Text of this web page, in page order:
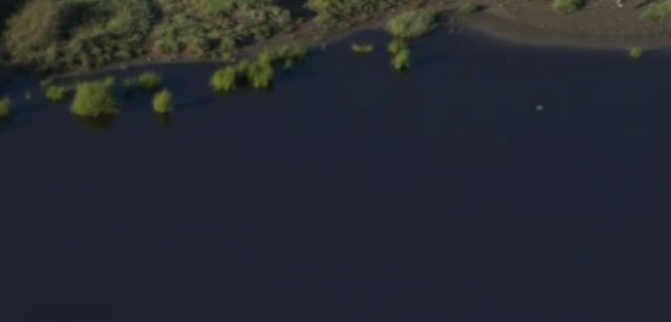
Verein: Zoologische Gesellschaft Frankfurt von 1858 e.V.
Stiftung: Hilfe für die bedrohte Tierwelt
Zoo Frankfurt